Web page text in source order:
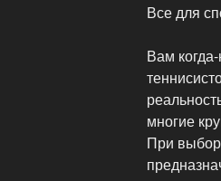
Все для
Вам
многие
При